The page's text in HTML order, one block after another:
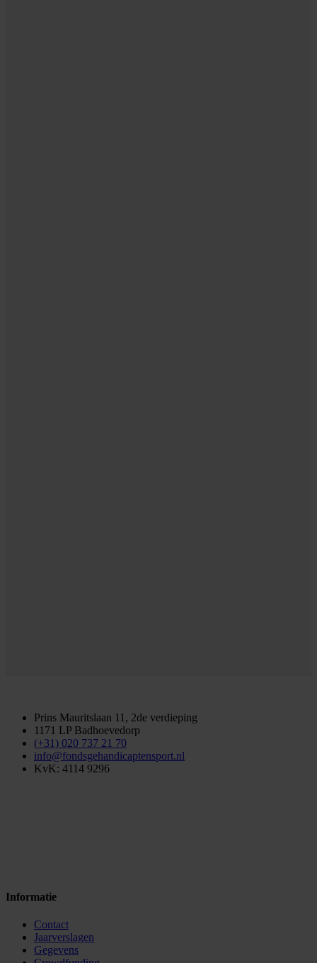
Prins Mauritslaan 11, 2de verdieping
1171 LP Badhoevedorp
(+31) 020 737 21 70
info@fondsgehandicaptensport.nl
KvK: 4114 9296
Informatie
Contact
Jaarverslagen
Gegevens